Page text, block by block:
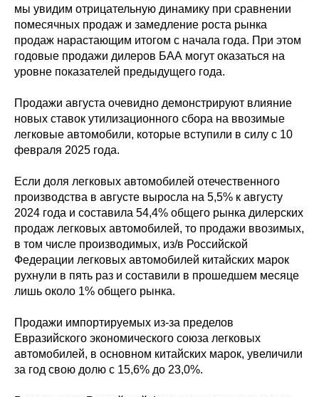
мы увидим отрицательную динамику при сравнении
помесячных продаж и замедление роста рынка
продаж нарастающим итогом с начала года. При этом
годовые продажи дилеров БАА могут оказаться на
уровне показателей предыдущего года.
Продажи августа очевидно демонстрируют влияние
новых ставок утилизационного сбора на ввозимые
легковые автомобили, которые вступили в силу с 10
февраля 2025 года.
Если доля легковых автомобилей отечественного
производства в августе выросла на 5,5% к августу
2024 года и составила 54,4% общего рынка дилерских
продаж легковых автомобилей, то продажи ввозимых,
в том числе производимых, из/в Российской
Федерации легковых автомобилей китайских марок
рухнули в пять раз и составили в прошедшем месяце
лишь около 1% общего рынка.
Продажи импортируемых из-за пределов
Евразийского экономического союза легковых
автомобилей, в основном китайских марок, увеличили
за год свою долю с 15,6% до 23,0%.